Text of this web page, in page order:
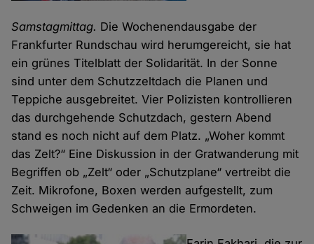
Samstagmittag. Die Wochenendausgabe der
Frankfurter Rundschau wird herumgereicht, sie hat
ein grünes Titelblatt der Solidarität. In der Sonne
sind unter dem Schutzzeltdach die Planen und
Teppiche ausgebreitet. Vier Polizisten kontrollieren
das durchgehende Schutzdach, gestern Abend
stand es noch nicht auf dem Platz. „Woher kommt
das Zelt?“ Eine Diskussion in der Gratwanderung mit
Begriffen ob „Zelt“ oder „Schutzplane“ vertreibt die
Zeit. Mikrofone, Boxen werden aufgestellt, zum
Schweigen im Gedenken an die Ermordeten.